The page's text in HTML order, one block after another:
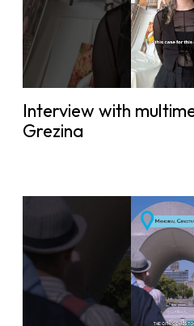
Interview with multimedia
Grezina